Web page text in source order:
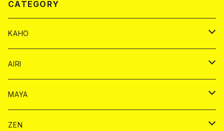
CATEGORY
KAHO
シャンパンカード
モエシャンドン カード
ヴーヴクリコ カード
BAIKA カード
ノーマル カード
ドリンク カード
AIRI
シャンパン カード
モエシャンドン カード
BAIKA カード
MAYA
ドリンク
ZEN